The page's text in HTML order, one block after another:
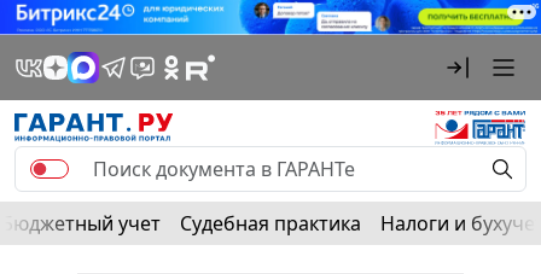
Бюджетный учет Судебная практика Налоги и